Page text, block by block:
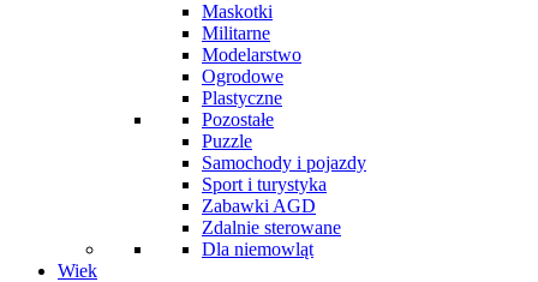
Maskotki
Militarne
Modelarstwo
Ogrodowe
Plastyczne
Pozostałe
Puzzle
Samochody i pojazdy
Sport i turystyka
Zabawki AGD
Zdalnie sterowane
Dla niemowląt
Wiek